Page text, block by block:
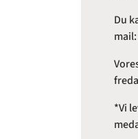
Du
mail:
*Vi